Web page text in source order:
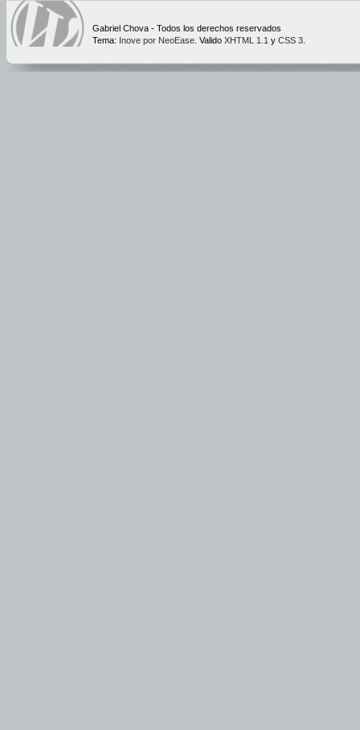
Gabriel Chova - Todos los derechos reservados
Tema: Inove por NeoEase . Valido XHTML 1.1 y CSS 3